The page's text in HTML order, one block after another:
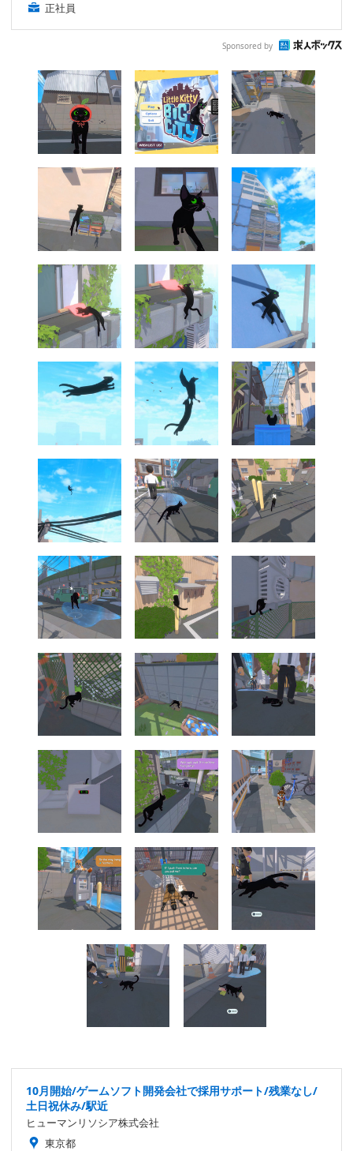
正社員
Sponsored by
10月開始/ゲームソフト開発会社で採用サポート/残業なし/
土日祝休み/駅近
ヒューマンリソシア株式会社
東京都